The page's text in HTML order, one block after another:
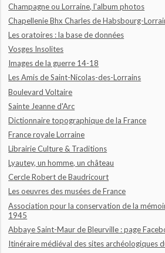
Champagne ou Lorraine, l'album photos
Chapellenie Bhx Charles de Habsbourg-
Les oratoires : la base de données
Vosges Insolites
Images de la guerre 14-18
Les Amis de Saint-Nicolas-des-Lorrains
Boulevard Voltaire
Sainte Jeanne d'Arc
Dictionnaire topographique de la France
France royale Lorraine
Librairie Culture & Traditions
Lyautey, un homme, un château
Cercle Robert de Baudricourt
Les oeuvres des musées de France
Association pour la conservation de la
1945
Abbaye Saint-Maur de Bleurville : page
Itinéraire médiéval des sites archéologiques